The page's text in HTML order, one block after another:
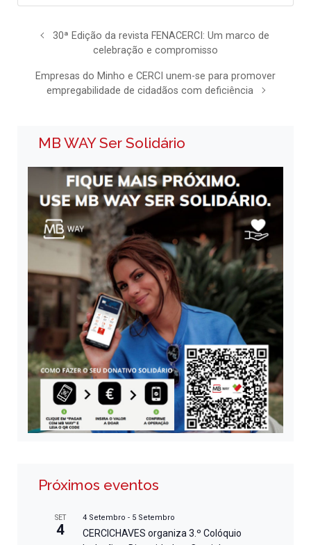
30ª Edição da revista FENACERCI: Um marco de
celebração e compromisso
Empresas do Minho e CERCI unem-se para promover
empregabilidade de cidadãos com deficiência
MB WAY Ser Solidário
Próximos eventos
SET
4
4 Setembro - 5 Setembro
CERCICHAVES organiza 3.º Colóquio